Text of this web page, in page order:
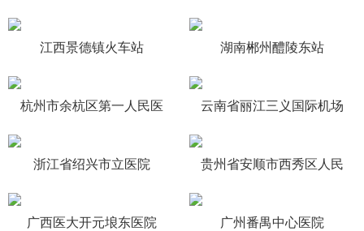
江西景德镇火车站 湖南郴州醴陵东站
杭州市余杭区第一人民医 云南省丽江三义国际机场
浙江省绍兴市立医院 贵州省安顺市西秀区人民
广西医大开元埌东医院
广州番禺中心医院